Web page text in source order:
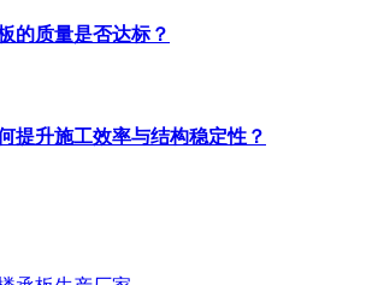
的质量是否达标？
提升施工效率与结构稳定性？